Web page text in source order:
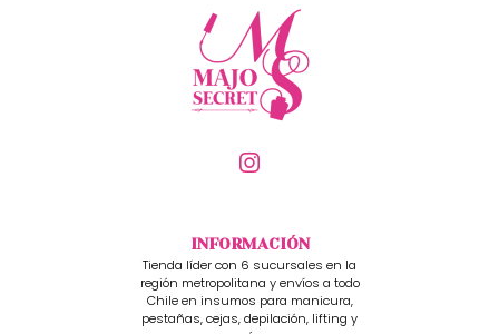
INFORMACIÓN
Tienda líder con 6 sucursales en la
región metropolitana y envíos a todo
Chile en insumos para manicura,
pestañas, cejas, depilación, lifting y